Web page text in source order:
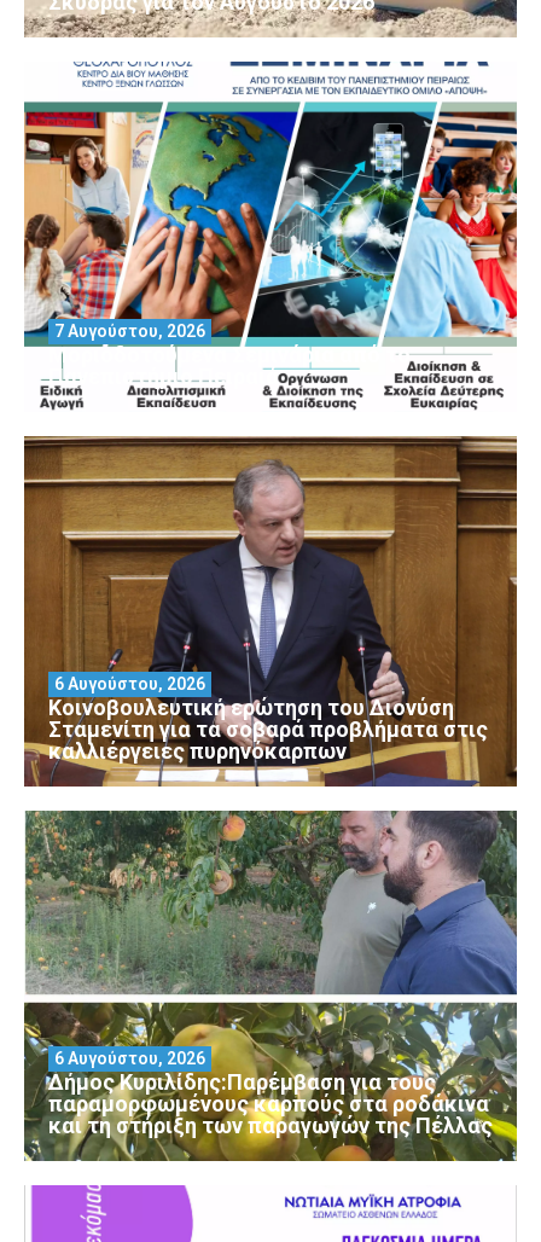
Μοριοδοτούμενα Σεμινάρια από το
Πανεπιστήμιο Πειραιά
7 Αυγούστου, 2026
Κοινοβουλευτική ερώτηση του Διονύση
Σταμενίτη για τα σοβαρά προβλήματα στις
καλλιέργειες πυρηνόκαρπων
6 Αυγούστου, 2026
Δήμος Κυριλίδης:Παρέμβαση για τους
παραμορφωμένους καρπούς στα ροδάκινα
και τη στήριξη των παραγωγών της Πέλλας
6 Αυγούστου, 2026